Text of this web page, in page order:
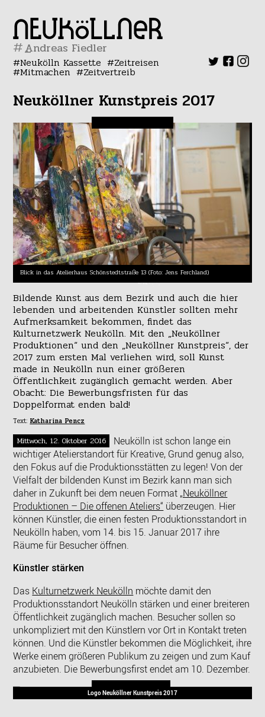
#
Neukölln Kassette Zeitreisen
Mitmachen Zeitvertreib
Neuköllner Kunstpreis 2017
Blick in das Atelierhaus Schönstedtstraße 13 (Foto: Jens Ferchland)
Bildende Kunst aus dem Bezirk und auch die hier
lebenden und arbeitenden Künstler sollten mehr
Aufmerksamkeit bekommen, findet das
Kulturnetzwerk Neukölln. Mit den „Neuköllner
Produktionen“ und den „Neuköllner Kunstpreis“, der
2017 zum ersten Mal verliehen wird, soll Kunst
made in Neukölln nun einer größeren
Öffentlichkeit zugänglich gemacht werden.Aber
Obacht: Die Bewerbungsfristen für das
Doppelformat enden bald!
Text: Katharina Pencz
Mittwoch, 12. Oktober 2016
Neukölln ist schon lange ein
wichtiger Atelierstandort für Kreative, Grund genug also,
den Fokus auf die Produktionsstätten zu legen! Von der
Vielfalt der bildenden Kunst im Bezirk kann man sich
daher in Zukunft bei dem neuen Format „Neuköllner
Produktionen – Die offenen Ateliers“ überzeugen. Hier
können Künstler, die einen festen Produktionsstandort in
Neukölln haben, vom 14. bis 15. Januar 2017 ihre
Räume für Besucher öffnen.
Künstler stärken
Das Kulturnetzwerk Neukölln möchte damit den
Produktionsstandort Neukölln stärken und einer breiteren
Öffentlichkeit zugänglich machen. Besucher sollen so
unkompliziert mit den Künstlern vor Ort in Kontakt treten
können. Und die Künstler bekommen die Möglichkeit, ihre
Werke einem größeren Publikum zu zeigen und zum Kauf
anzubieten. Die Bewerbungsfirst endet am 10. Dezember.
Logo Neuköllner Kunstpreis 2017